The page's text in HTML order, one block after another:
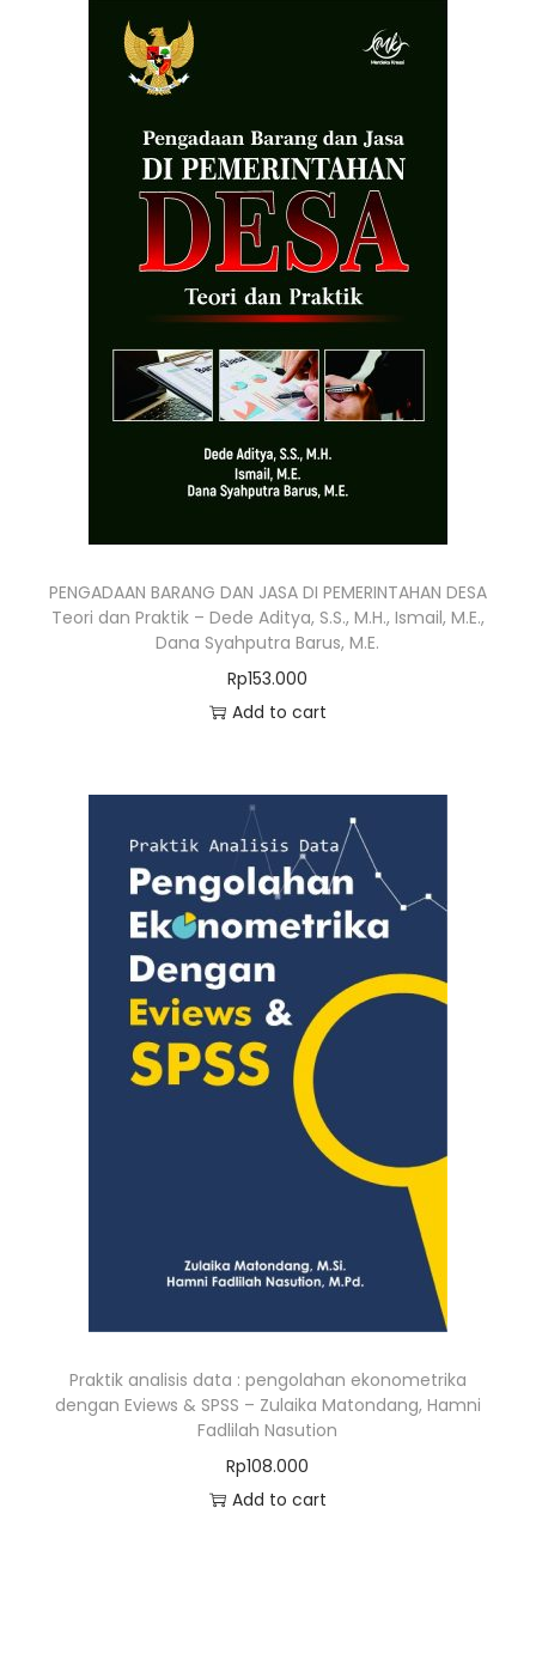
PENGADAAN BARANG DAN JASA DI PEMERINTAHAN DESA
Teori dan Praktik – Dede Aditya, S.S., M.H., Ismail, M.E.,
Dana Syahputra Barus, M.E.
Rp153.000
Add to cart
Praktik analisis data : pengolahan ekonometrika
dengan Eviews & SPSS – Zulaika Matondang, Hamni
Fadlilah Nasution
Rp108.000
Add to cart